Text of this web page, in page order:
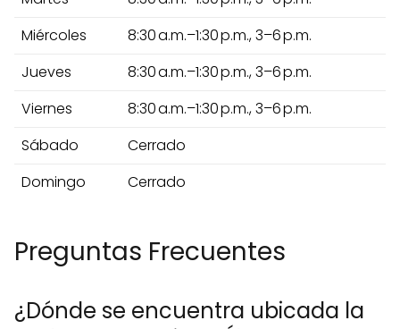
Miércoles
8:30 a.m.–1:30 p.m., 3–6 p.m.
Jueves
8:30 a.m.–1:30 p.m., 3–6 p.m.
Viernes
8:30 a.m.–1:30 p.m., 3–6 p.m.
Sábado
Cerrado
Domingo
Cerrado
Preguntas Frecuentes
¿Dónde se encuentra ubicada la